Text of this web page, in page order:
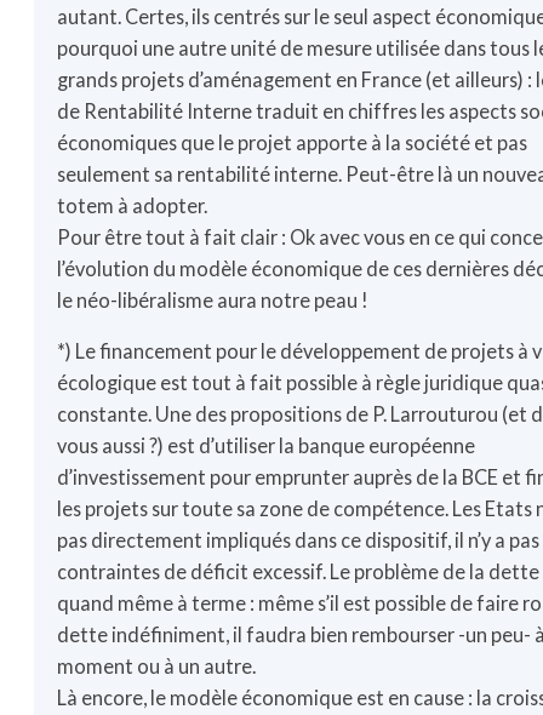
autant. Certes, ils centrés sur le seul aspect
pourquoi une autre unité de mesure utilisée dans tous
grands projets d’aménagement en France (et ailleurs) :
de Rentabilité Interne traduit en chiffres les aspects
économiques que le projet apporte à la société et pas
seulement sa rentabilité interne. Peut-être là un
totem à adopter.
Pour être tout à fait clair : Ok avec vous en ce qui
l’évolution du modèle économique de ces dernières
le néo-libéralisme aura notre peau !
*) Le financement pour le développement de projets à
écologique est tout à fait possible à règle juridique
constante. Une des propositions de P. Larrouturou (et
vous aussi ?) est d’utiliser la banque européenne
d’investissement pour emprunter auprès de la BCE et
les projets sur toute sa zone de compétence. Les Etats
pas directement impliqués dans ce dispositif, il n’y a
contraintes de déficit excessif. Le problème de la dette
quand même à terme : même s’il est possible de faire
dette indéfiniment, il faudra bien rembourser -un peu-
moment ou à un autre.
Là encore, le modèle économique est en cause : la